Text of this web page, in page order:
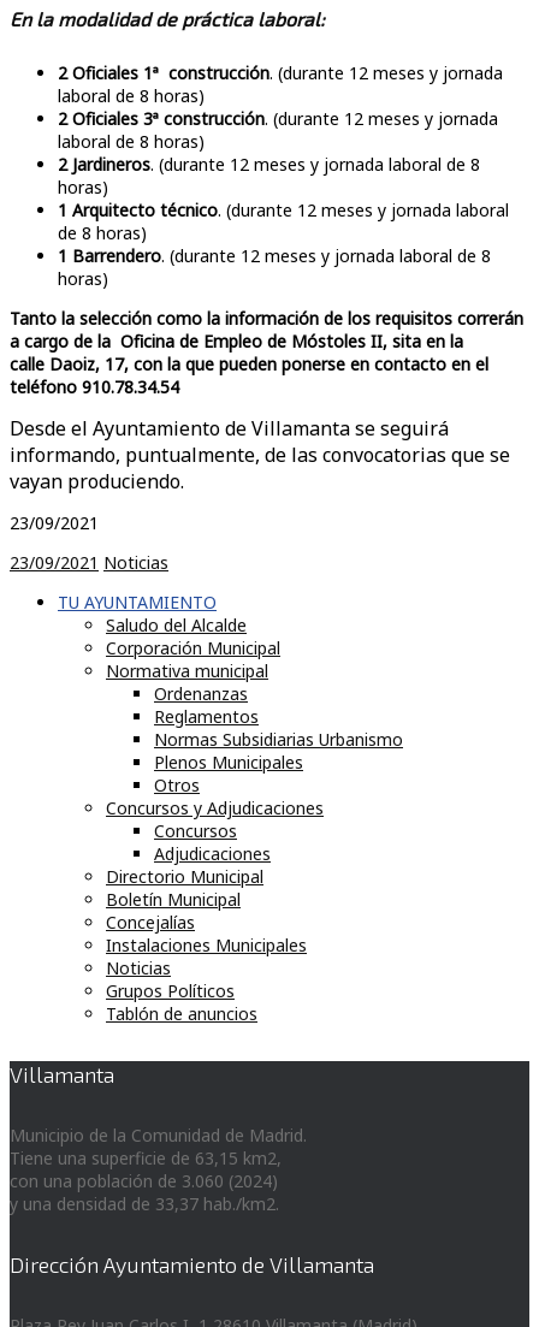
En la modalidad de práctica laboral:
2 Oficiales 1ª construcción. (durante 12 meses y jornada
laboral de 8 horas)
2 Oficiales 3ª construcción. (durante 12 meses y jornada
laboral de 8 horas)
2 Jardineros. (durante 12 meses y jornada laboral de 8
horas)
1 Arquitecto técnico. (durante 12 meses y jornada laboral
de 8 horas)
1 Barrendero. (durante 12 meses y jornada laboral de 8
horas)
Tanto la selección como la información de los requisitos correrán
a cargo de la Oficina de Empleo de Móstoles II, sita en la
calle Daoiz, 17, con la que pueden ponerse en contacto en el
teléfono 910.78.34.54
Desde el Ayuntamiento de Villamanta se seguirá
informando, puntualmente, de las convocatorias que se
vayan produciendo.
23/09/2021
23/09/2021 Noticias
TU AYUNTAMIENTO
Saludo del Alcalde
Corporación Municipal
Normativa municipal
Ordenanzas
Reglamentos
Normas Subsidiarias Urbanismo
Plenos Municipales
Otros
Concursos y Adjudicaciones
Concursos
Adjudicaciones
Directorio Municipal
Boletín Municipal
Concejalías
Instalaciones Municipales
Noticias
Grupos Políticos
Tablón de anuncios
Villamanta
Municipio de la Comunidad de Madrid.
Tiene una superficie de 63,15 km2,
con una población de 3.060 (2024)
y una densidad de 33,37 hab./km2.
Dirección Ayuntamiento de Villamanta